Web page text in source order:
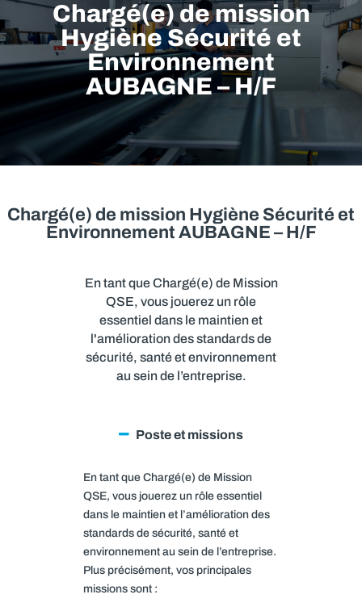
Chargé(e) de mission
Hygiène Sécurité et
Environnement
AUBAGNE – H/F
Chargé(e) de mission Hygiène Sécurité et
Environnement AUBAGNE – H/F
En tant que Chargé(e) de Mission
QSE, vous jouerez un rôle
essentiel dans le maintien et
l'amélioration des standards de
sécurité, santé et environnement
au sein de l’entreprise.
Poste et missions
En tant que Chargé(e) de Mission
QSE, vous jouerez un rôle essentiel
dans le maintien et l’amélioration des
standards de sécurité, santé et
environnement au sein de l’entreprise.
​Plus précisément, vos principales
missions sont :